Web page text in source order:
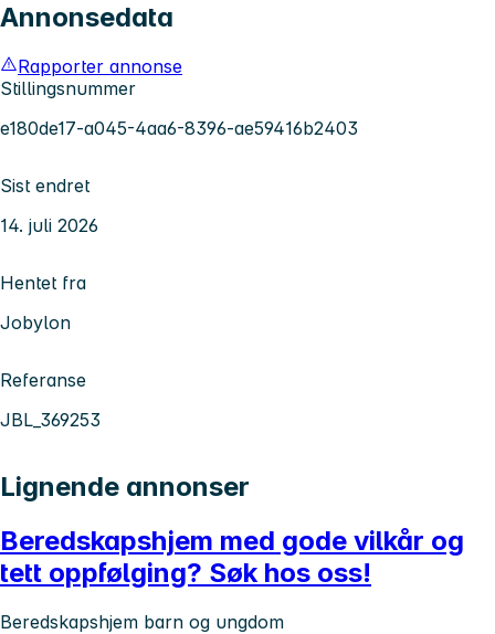
Annonsedata
Rapporter annonse
Stillingsnummer
e180de17-a045-4aa6-8396-ae59416b2403
Sist endret
14. juli 2026
Hentet fra
Jobylon
Referanse
JBL_369253
Lignende annonser
Beredskapshjem med gode vilkår og
tett oppfølging? Søk hos oss!
Beredskapshjem barn og ungdom